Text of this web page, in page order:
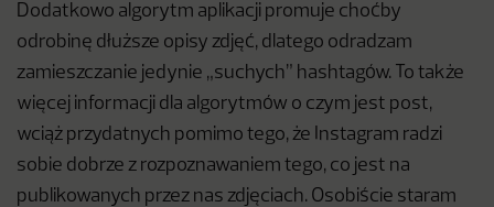
Dodatkowo algorytm aplikacji promuje choćby
odrobinę dłuższe opisy zdjęć, dlatego odradzam
zamieszczanie jedynie „suchych” hashtagów. To także
więcej informacji dla algorytmów o czym jest post,
wciąż przydatnych pomimo tego, że Instagram radzi
sobie dobrze z rozpoznawaniem tego, co jest na
publikowanych przez nas zdjęciach. Osobiście staram